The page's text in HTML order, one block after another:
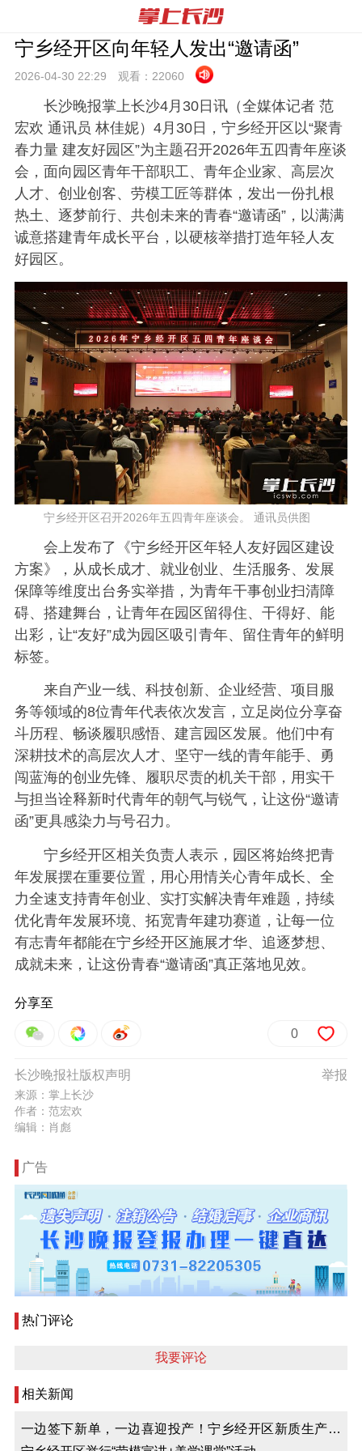
宁乡经开区向年轻人发出“邀请函”
2026-04-30 22:29 观看： 22060
长沙晚报掌上长沙4月30日讯（全媒体记者 范
宏欢 通讯员 林佳妮）4月30日，宁乡经开区以“聚青
春力量 建友好园区”为主题召开2026年五四青年座谈
会，面向园区青年干部职工、青年企业家、高层次
人才、创业创客、劳模工匠等群体，发出一份扎根
热土、逐梦前行、共创未来的青春“邀请函”，以满满
诚意搭建青年成长平台，以硬核举措打造年轻人友
好园区。
宁乡经开区召开2026年五四青年座谈会。 通讯员供图
会上发布了《宁乡经开区年轻人友好园区建设
方案》，从成长成才、就业创业、生活服务、发展
保障等维度出台务实举措，为青年干事创业扫清障
碍、搭建舞台，让青年在园区留得住、干得好、能
出彩，让“友好”成为园区吸引青年、留住青年的鲜明
标签。
来自产业一线、科技创新、企业经营、项目服
务等领域的8位青年代表依次发言，立足岗位分享奋
斗历程、畅谈履职感悟、建言园区发展。他们中有
深耕技术的高层次人才、坚守一线的青年能手、勇
闯蓝海的创业先锋、履职尽责的机关干部，用实干
与担当诠释新时代青年的朝气与锐气，让这份“邀请
函”更具感染力与号召力。
宁乡经开区相关负责人表示，园区将始终把青
年发展摆在重要位置，用心用情关心青年成长、全
力全速支持青年创业、实打实解决青年难题，持续
优化青年发展环境、拓宽青年建功赛道，让每一位
有志青年都能在宁乡经开区施展才华、追逐梦想、
成就未来，让这份青春“邀请函”真正落地见效。
分享至
0
举报
长沙晚报社版权声明
来源：掌上长沙
作者：范宏欢
编辑：肖彪
广告
热门评论
我要评论
相关新闻
一边签下新单，一边喜迎投产！宁乡经开区新质生产力